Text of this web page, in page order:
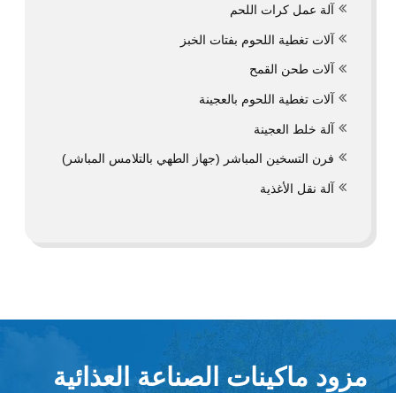
آلة عمل كرات اللحم
آلات تغطية اللحوم بفتات الخبز
آلات طحن القمح
آلات تغطية اللحوم بالعجينة
آلة خلط العجينة
فرن التسخين المباشر (جهاز الطهي بالتلامس المباشر)
آلة نقل الأغذية
مزود ماكينات الصناعة العذائية